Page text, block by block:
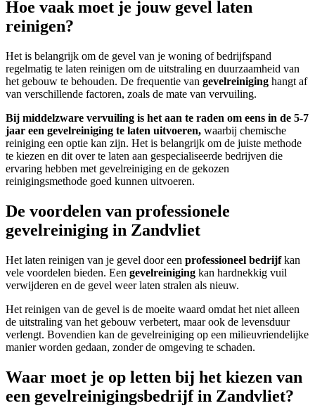
Hoe vaak moet je jouw gevel laten
reinigen?
Het is belangrijk om de gevel van je woning of bedrijfspand
regelmatig te laten reinigen om de uitstraling en duurzaamheid van
het gebouw te behouden. De frequentie van gevelreiniging hangt af
van verschillende factoren, zoals de mate van vervuiling.
Bij middelzware vervuiling is het aan te raden om eens in de 5-7
jaar een gevelreiniging te laten uitvoeren, waarbij chemische
reiniging een optie kan zijn. Het is belangrijk om de juiste methode
te kiezen en dit over te laten aan gespecialiseerde bedrijven die
ervaring hebben met gevelreiniging en de gekozen
reinigingsmethode goed kunnen uitvoeren.
De voordelen van professionele
gevelreiniging in Zandvliet
Het laten reinigen van je gevel door een professioneel bedrijfkan
vele voordelen bieden. Een gevelreiniging kan hardnekkig vuil
verwijderen en de gevel weer laten stralen als nieuw.
Het reinigen van de gevel is de moeite waard omdat het niet alleen
de uitstraling van het gebouw verbetert, maar ook de levensduur
verlengt. Bovendien kan de gevelreiniging op een milieuvriendelijke
manier worden gedaan, zonder de omgeving te schaden.
Waar moet je op letten bij het kiezen van
een gevelreinigingsbedrijf in Zandvliet?